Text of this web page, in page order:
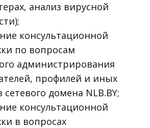
анализ вирусной
консультационной
по вопросам
администрирования
профилей и иных
сетевого домена NLB.BY;
консультационной
в вопросах